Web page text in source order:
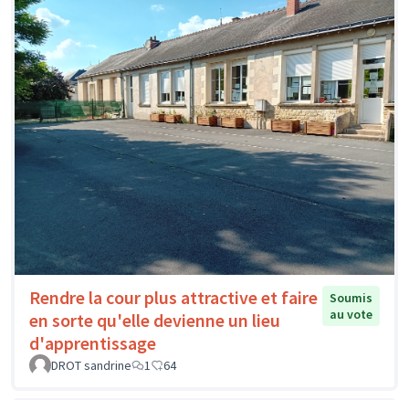
Rendre la cour plus attractive et faire
en sorte qu'elle devienne un lieu
d'apprentissage
Soumis
au vote
DROT sandrine 1 64